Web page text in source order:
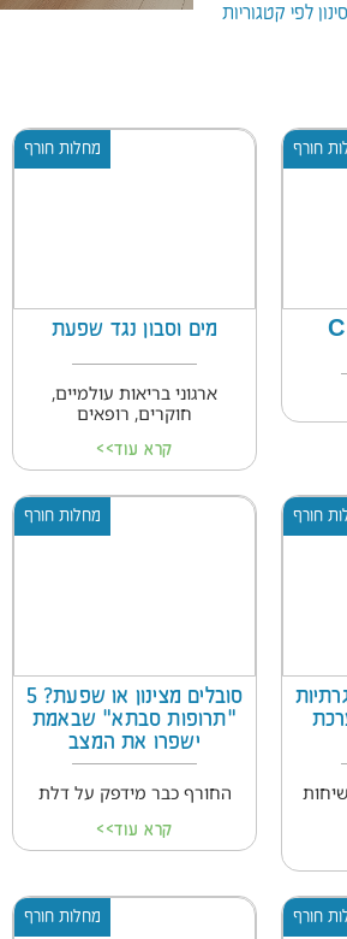
סינון לפי קטגוריות
חורף
הקשר בין ויטמין C
מחלות חורף
מים וסבון נגד שפעת
ארגוני בריאות עולמיים,
חוקרים, רופאים
קרא עוד>>
חורף
שגרתיות
מחלות חורף
סובלים מצינון או שפעת? 5
"תרופות סבתא" שבאמת
ישפרו את המצב
החורף כבר מידפק על דלת
קרא עוד>>
חורף מחלות חורף